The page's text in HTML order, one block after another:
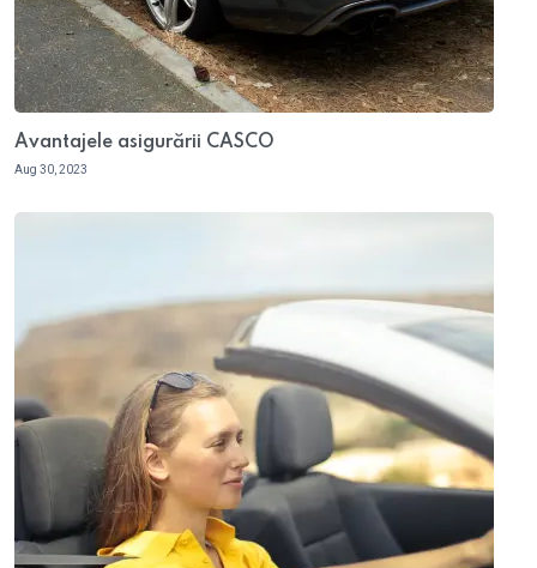
Avantajele asigurării CASCO
Aug 30, 2023